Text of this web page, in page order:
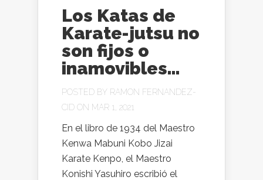
Los Katas de
Karate-jutsu no
son fijos o
inamovibles…
POSTED BY RAMON FERNANDEZ-
CID ON MAR 1, 2021
En el libro de 1934 del Maestro
Kenwa Mabuni Kobo Jizai
Karate Kenpo, el Maestro
Konishi Yasuhiro escribió el